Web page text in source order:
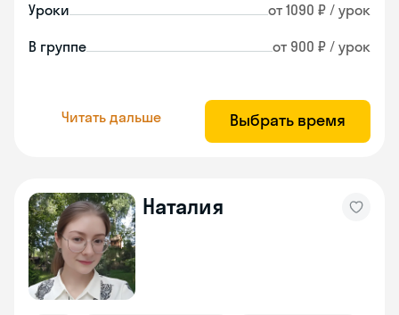
Уроки от 1090 ₽ / урок
В группе от 900 ₽ / урок
Читать дальше Выбрать время
Наталия